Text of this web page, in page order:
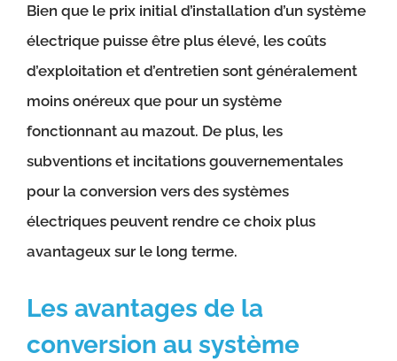
Bien que le prix initial d’installation d’un système
électrique puisse être plus élevé, les coûts
d’exploitation et d’entretien sont généralement
moins onéreux que pour un système
fonctionnant au mazout. De plus, les
subventions et incitations gouvernementales
pour la conversion vers des systèmes
électriques peuvent rendre ce choix plus
avantageux sur le long terme.
Les avantages de la
conversion au système